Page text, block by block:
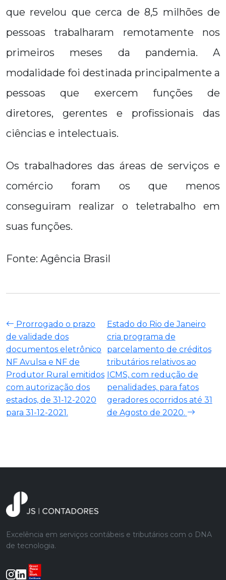
que revelou que cerca de 8,5 milhões de
pessoas trabalharam remotamente nos
primeiros meses da pandemia. A
modalidade foi destinada principalmente a
pessoas que exercem funções de
diretores, gerentes e profissionais das
ciências e intelectuais.
Os trabalhadores das áreas de serviços e
comércio foram os que menos
conseguiram realizar o teletrabalho em
suas funções.
Fonte: Agência Brasil
Prorrogado o prazo
de validade dos
documentos eletrônico
NF Avulsa e NF de
Produtor Rural emitidos
com autorização dos
estados, de 31-12-2020
para 31-12-2021.
Estado do Rio de Janeiro
cria programa de
parcelamento de créditos
tributários relativos ao
ICMS, com redução de
penalidades, para fatos
geradores ocorridos até 31
de Agosto de 2020.
Excelência em serviços contábeis e tributários com o DNA
de tecnologia.